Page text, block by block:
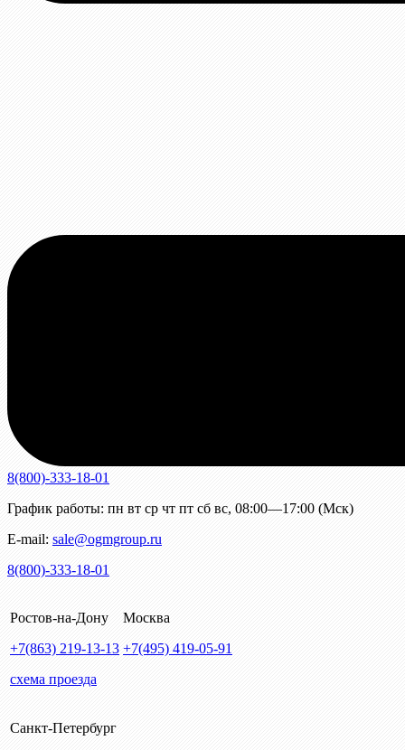
8(800)-333-18-01
График работы: пн вт ср чт пт сб вс, 08:00—17:00 (Мск)
E-mail: sale@ogmgroup.ru
8(800)-333-18-01
Ростов-на-Дону
+7(863) 219-13-13
схема проезда
Москва
+7(495) 419-05-91
Санкт-Петербург